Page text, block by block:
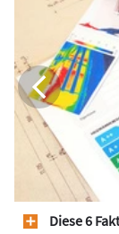
Diese 6